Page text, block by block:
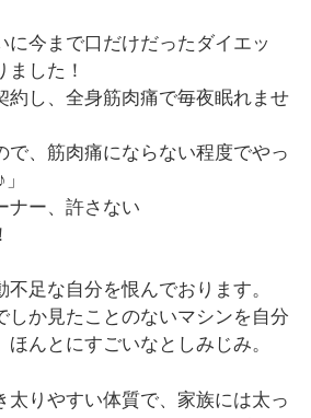
に今まで口だけだったダイエッ
ました！
約し、全身筋肉痛で毎夜眠れませ
で、筋肉痛にならない程度でやっ
ナー、許さない
足な自分を恨んでおります。
しか見たことのないマシンを自分
んとにすごいなとしみじみ。
太りやすい体質で、家族には太っ